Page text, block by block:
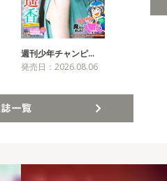
週刊少年チャンピ…
発売日：2026.08.06